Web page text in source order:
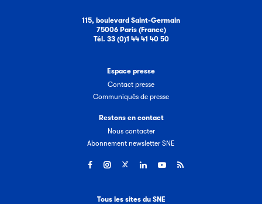
115, boulevard Saint-Germain
75006 Paris (France)
Tél. 33 (0)1 44 41 40 50
Espace presse
Contact presse
Communiqués de presse
Restons en contact
Nous contacter
Abonnement newsletter SNE
Tous les sites du SNE